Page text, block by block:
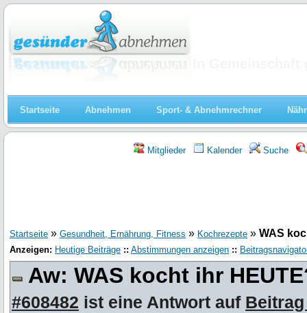
Startseite Abnehmen Sport- & Abnehmrechner
Mitglieder Kalender Suche
Startseite » Gesundheit, Ernährung, Fitness » Kochrezepte » WAS
Anzeigen: Heutige Beiträge :: Abstimmungen anzeigen ::
Aw: WAS kocht ihr
#608482 ist eine Antwort auf Beitrag